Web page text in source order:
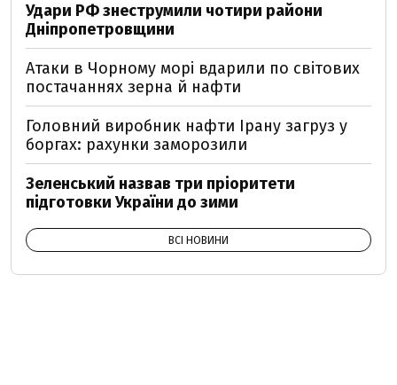
Удари РФ знеструмили чотири райони
Дніпропетровщини
Атаки в Чорному морі вдарили по світових
постачаннях зерна й нафти
Головний виробник нафти Ірану загруз у
боргах: рахунки заморозили
Зеленський назвав три пріоритети
підготовки України до зими
ВСІ НОВИНИ